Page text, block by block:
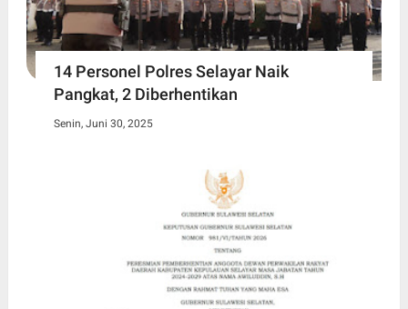
14 Personel Polres Selayar Naik
Pangkat, 2 Diberhentikan
Senin, Juni 30, 2025